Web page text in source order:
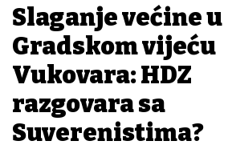
Slaganje većine u
Gradskom vijeću
Vukovara: HDZ
razgovara sa
Suverenistima?